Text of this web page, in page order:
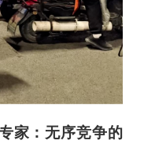
家：无序竞争的